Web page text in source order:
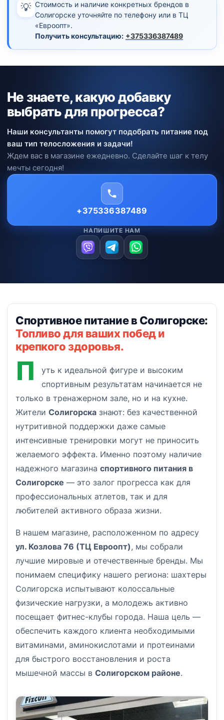
💡 Стоимость и наличие конкретных брендов в
Солигорске уточняйте по телефону или в ТЦ
«Евроопт».
Получить консультацию: +375336387489
Не знаете, какую добавку
выбрать для прогресса?
Наши консультанты помогут подобрать питание под
ваш тип телосложения и задачи!
Ждем вас в магазине ежедневно. Сделайте шаг к телу
мечты сегодня!
+375336387489
НАПИШИТЕ НАМ
Спортивное питание в Солигорске:
Топливо для ваших побед и
крепкого здоровья.
П
уть к идеальной фигуре и высоким
спортивным результатам начинается не
только в тренажерном зале, но и на кухне.
Жители Солигорска знают: без качественной
нутритивной поддержки даже самые
интенсивные тренировки могут не приносить
желаемого эффекта. Именно поэтому наличие
надежного магазина спортивного питания в
Солигорске — это залог прогресса как для
профессиональных атлетов, так и для
любителей активного образа жизни.
В нашем магазине, расположенном по адресу
ул. Козлова 76 (ТЦ Евроопт), мы собрали
лучшие мировые и отечественные бренды. Мы
понимаем специфику нашего региона: шахтеры
Солигорска испытывают колоссальные
физические нагрузки, а молодежь активно
посещает фитнес-клубы города. Наша цель —
обеспечить каждого клиента необходимыми
витаминами, аминокислотами и протеинами
для быстрого восстановления и роста
мышечной массы в Солигорском районе.